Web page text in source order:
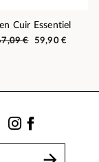
Cuir Essentiel
€ 59,90 €